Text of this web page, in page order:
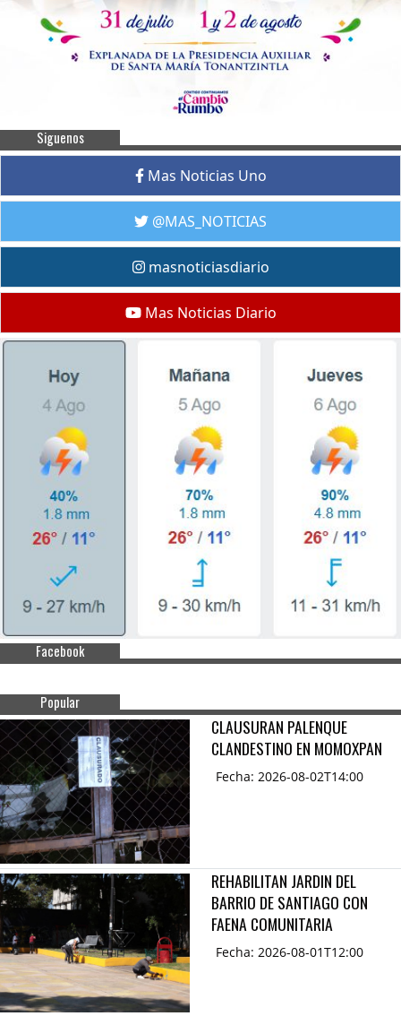
Siguenos
Mas Noticias Uno
@MAS_NOTICIAS
masnoticiasdiario
Mas Noticias Diario
Facebook
Popular
CLAUSURAN PALENQUE
CLANDESTINO EN MOMOXPAN
Fecha: 2026-08-02T14:00
REHABILITAN JARDIN DEL
BARRIO DE SANTIAGO CON
FAENA COMUNITARIA
Fecha: 2026-08-01T12:00